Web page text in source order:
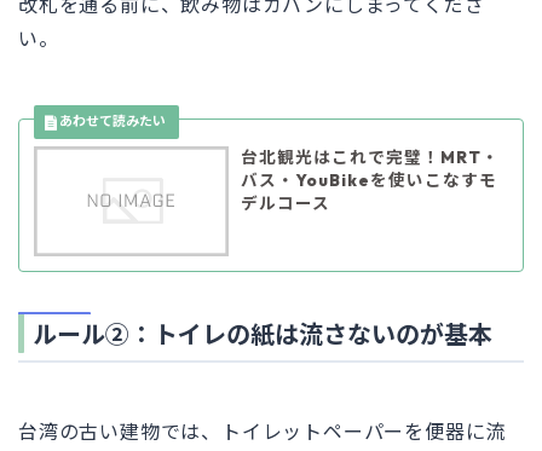
改札を通る前に、飲み物はカバンにしまってくださ
い。
台北観光はこれで完璧！MRT・
バス・YouBikeを使いこなすモ
デルコース
ルール②：トイレの紙は流さないのが基本
台湾の古い建物では、トイレットペーパーを便器に流